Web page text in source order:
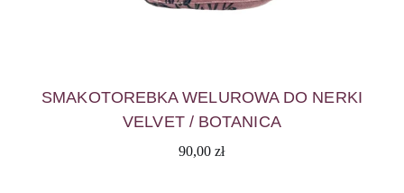
SMAKOTOREBKA WELUROWA DO NERKI
VELVET / BOTANICA
90,00zł